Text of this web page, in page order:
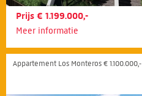
Prijs € 1.199.000,-
Meer informatie
Appartement Los Monteros € 1.100.000,-